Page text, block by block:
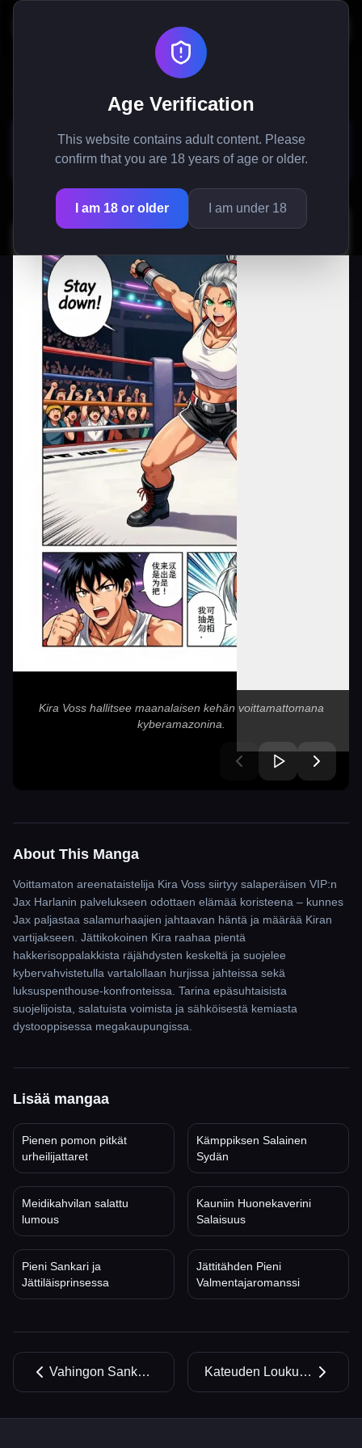
Age Verification
This website contains adult content. Please
confirm that you are 18 years of age or older.
I am 18 or older I am under 18
Kyberkilpi: Amazonivartijan
tappava salaisuus
Kira Voss hallitsee maanalaisen kehän voittamattomana
kyberamazonina.
About This Manga
Voittamaton areenataistelija Kira Voss siirtyy salaperäisen VIP:n
Jax Harlanin palvelukseen odottaen elämää koristeena – kunnes
Jax paljastaa salamurhaajien jahtaavan häntä ja määrää Kiran
vartijakseen. Jättikokoinen Kira raahaa pientä
hakkerisoppalakkista räjähdysten keskeltä ja suojelee
kybervahvistetulla vartalollaan hurjissa jahteissa sekä
luksuspenthouse-konfronteissa. Tarina epäsuhtaisista
suojelijoista, salatuista voimista ja sähköisestä kemiasta
dystooppisessa megakaupungissa.
Lisää mangaa
Pienen pomon pitkät
urheilijattaret
Kämppiksen Salainen
Sydän
Meidikahvilan salattu
lumous
Kauniin Huonekaverini
Salaisuus
Pieni Sankari ja
Jättiläisprinsessa
Jättitähden Pieni
Valmentajaromanssi
Vahingon Sankari: CEO:n Kiihkeä Jahti Kateuden Loukussa: Toimistoromanssi